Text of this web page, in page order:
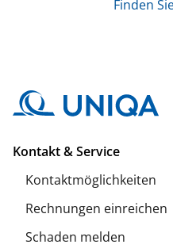
Finden
Kontakt & Service
Kontaktmöglichkeiten
Rechnungen einreichen
Schaden melden